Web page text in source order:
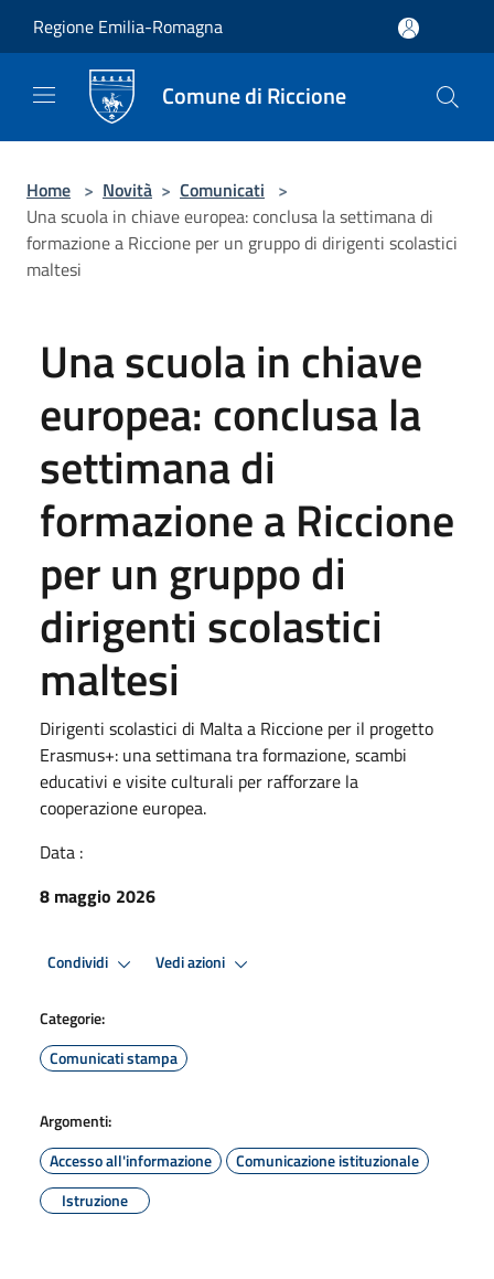
Regione Emilia-Romagna
Comune di Riccione
Home > Novità > Comunicati >
Una scuola in chiave europea: conclusa la settimana di
formazione a Riccione per un gruppo di dirigenti scolastici
maltesi
Una scuola in chiave
europea: conclusa la
settimana di
formazione a Riccione
per un gruppo di
dirigenti scolastici
maltesi
Dirigenti scolastici di Malta a Riccione per il progetto
Erasmus+: una settimana tra formazione, scambi
educativi e visite culturali per rafforzare la
cooperazione europea.
Data :
8 maggio 2026
Condividi Vedi azioni
Categorie:
Comunicati stampa
Argomenti:
Accesso all'informazione
Comunicazione istituzionale
Istruzione